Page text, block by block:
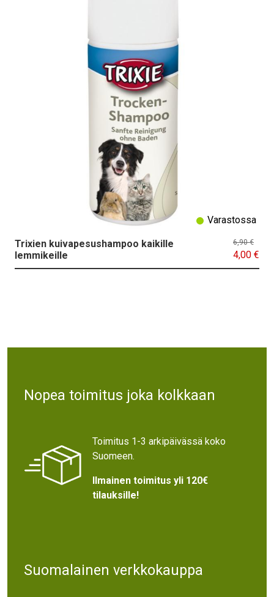
Trixien kuivapesushampoo kaikille
lemmikeille
6,90 €
4,00 €
Varastossa
Nopea toimitus joka kolkkaan
Toimitus 1-3 arkipäivässä koko
Suomeen.
Ilmainen toimitus yli 120€
tilauksille!
Suomalainen verkkokauppa